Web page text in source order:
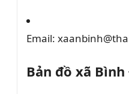
Email:
Bản đồ xã